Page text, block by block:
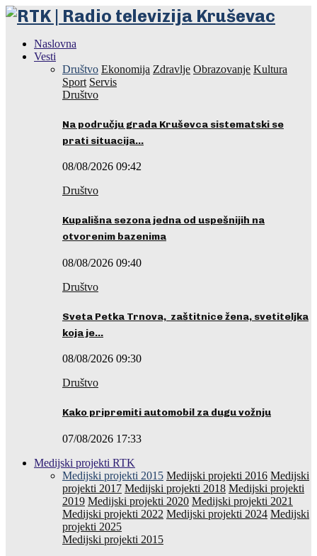
Naslovna
Vesti
Društvo Ekonomija Zdravlje Obrazovanje Kultura
Sport Servis
Društvo
Na području grada Kruševca sistematski se
prati situacija…
08/08/2026 09:42
Društvo
Kupališna sezona jedna od uspešnijih na
otvorenim bazenima
08/08/2026 09:40
Društvo
Sveta Petka Trnova, zaštitnice žena, svetiteljka
koja je…
08/08/2026 09:30
Društvo
Kako pripremiti automobil za dugu vožnju
07/08/2026 17:33
Medijski projekti RTK
Medijski projekti 2015 Medijski projekti 2016 Medijski
projekti 2017 Medijski projekti 2018 Medijski projekti
2019 Medijski projekti 2020 Medijski projekti 2021
Medijski projekti 2022 Medijski projekti 2024 Medijski
projekti 2025
Medijski projekti 2015